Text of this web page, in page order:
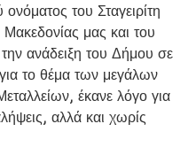
του Σταγειρίτη
μας και του
ανάδειξη του Δήμου σε
το θέμα των μεγάλων
έκανε λόγο για
αλλά και χωρίς